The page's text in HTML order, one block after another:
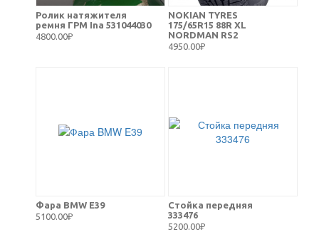
Ролик натяжителя
ремня ГРМ Ina 531044030
4800.00₽
NOKIAN TYRES
175/65R15 88R XL
NORDMAN RS2
4950.00₽
Фара BMW E39
5100.00₽
Стойка передняя
333476
5200.00₽